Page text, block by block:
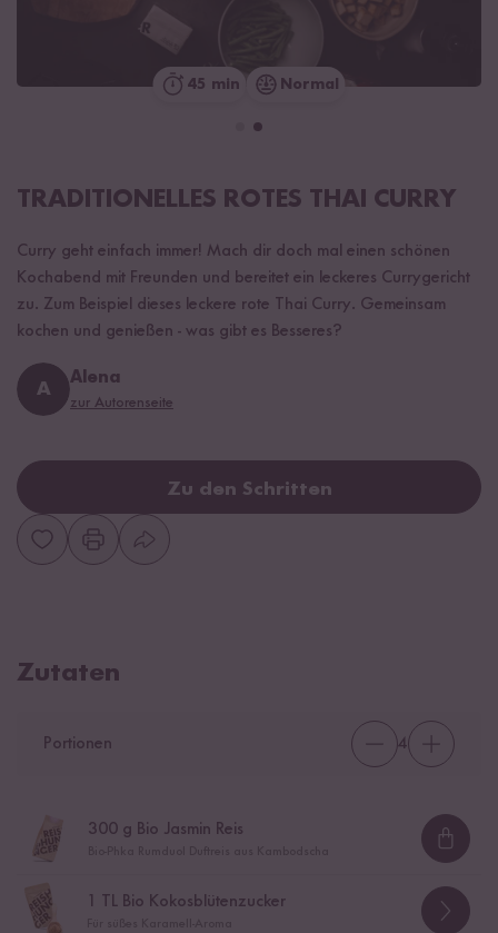
45 min Normal
TRADITIONELLES ROTES THAI CURRY
Curry geht einfach immer! Mach dir doch mal einen schönen
Kochabend mit Freunden und bereitet ein leckeres Currygericht
zu. Zum Beispiel dieses leckere rote Thai Curry. Gemeinsam
kochen und genießen - was gibt es Besseres?
A
Alena
zur Autorenseite
Zu den Schritten
Zutaten
Portionen 4
300 g Bio Jasmin Reis
TL Bio Kokosblütenzucker